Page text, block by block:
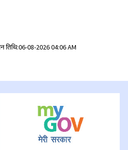
तिथि:06-08-2026 04:06 AM